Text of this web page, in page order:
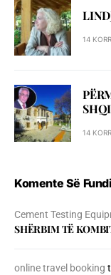
14
14
Komente Së Fundi
Cement Testing
SHЁRBIM TЁ
online travel booking